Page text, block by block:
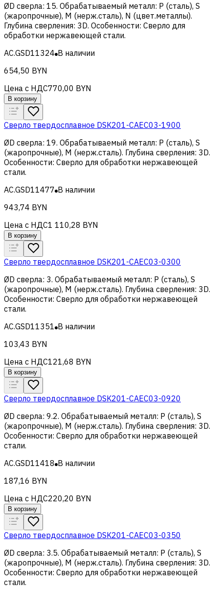
ØD сверла: 15. Обрабатываемый металл: Р (сталь), S
(жаропрочные), M (нерж.сталь), N (цвет.металлы).
Глубина сверления: 3D. Особенности: Сверло для
обработки нержавеющей стали.
AC.GSD11324 В наличии
654,50 BYN
Цена с НДС770,00 BYN
В корзину
Сверло твердосплавное DSK201-CAEC03-1900
ØD сверла: 19. Обрабатываемый металл: Р (сталь), S
(жаропрочные), M (нерж.сталь). Глубина сверления: 3D.
Особенности: Сверло для обработки нержавеющей
стали.
AC.GSD11477 В наличии
943,74 BYN
Цена с НДС1 110,28 BYN
В корзину
Сверло твердосплавное DSK201-CAEC03-0300
ØD сверла: 3. Обрабатываемый металл: Р (сталь), S
(жаропрочные), M (нерж.сталь). Глубина сверления: 3D.
Особенности: Сверло для обработки нержавеющей
стали.
AC.GSD11351 В наличии
103,43 BYN
Цена с НДС121,68 BYN
В корзину
Сверло твердосплавное DSK201-CAEC03-0920
ØD сверла: 9.2. Обрабатываемый металл: Р (сталь), S
(жаропрочные), M (нерж.сталь). Глубина сверления: 3D.
Особенности: Сверло для обработки нержавеющей
стали.
AC.GSD11418 В наличии
187,16 BYN
Цена с НДС220,20 BYN
В корзину
Сверло твердосплавное DSK201-CAEC03-0350
ØD сверла: 3.5. Обрабатываемый металл: Р (сталь), S
(жаропрочные), M (нерж.сталь). Глубина сверления: 3D.
Особенности: Сверло для обработки нержавеющей
стали.